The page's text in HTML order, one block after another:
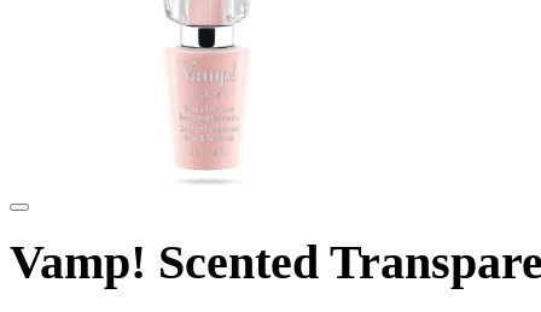
Vamp! Scented